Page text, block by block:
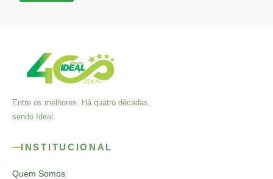
Entre os melhores. Há quatro décadas,
sendo Ideal.
INSTITUCIONAL
Quem Somos